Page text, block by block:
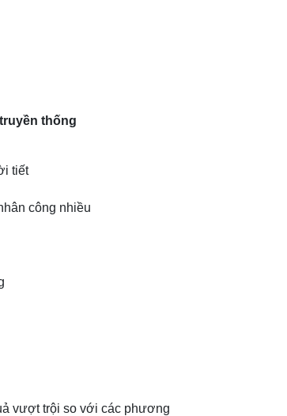
thống
tiết
công nhiều
vượt trội so với các phương